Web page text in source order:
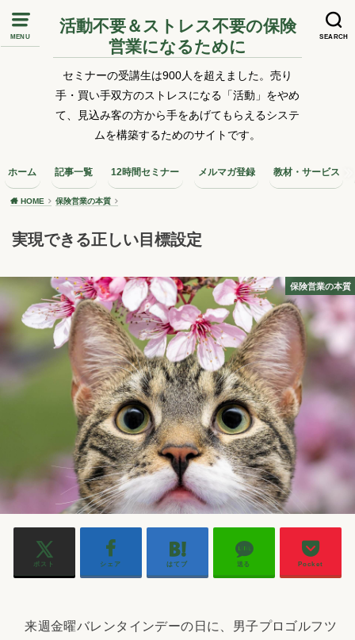
MENU SEARCH
活動不要＆ストレス不要の保険
営業になるために
セミナーの受講生は900人を超えました。売り
手・買い手双方のストレスになる「活動」をやめ
て、見込み客の方から手をあげてもらえるシステ
ムを構築するためのサイトです。
ホーム 記事一覧 12時間セミナー メルマガ登録 教材・サービス
HOME 保険営業の本質
実現できる正しい目標設定
保険営業の本質
ポスト シェア はてブ 送る Pocket
来週金曜バレンタインデーの日に、男子プロゴルフツ